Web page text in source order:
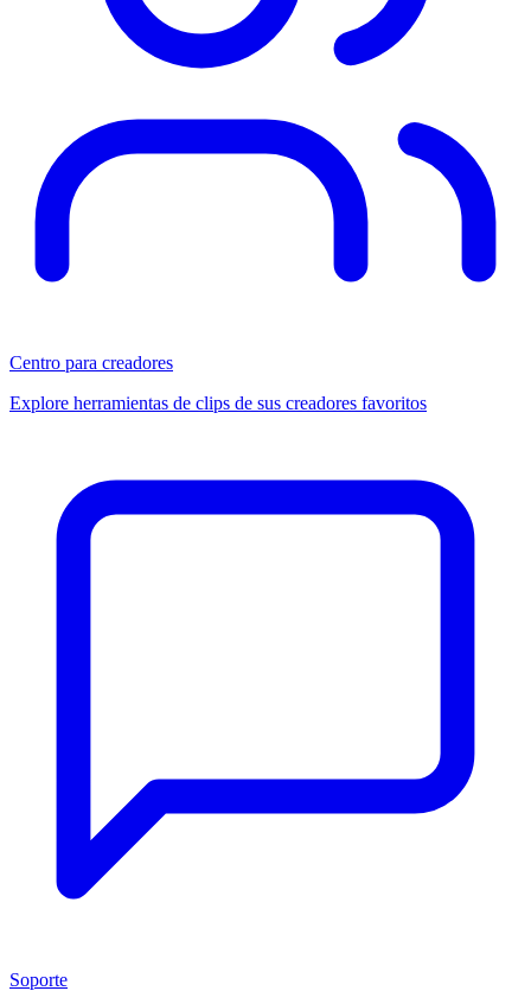
Centro para creadores
Explore herramientas de clips de sus creadores favoritos
Soporte